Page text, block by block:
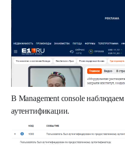
В Management console
аутентификации.